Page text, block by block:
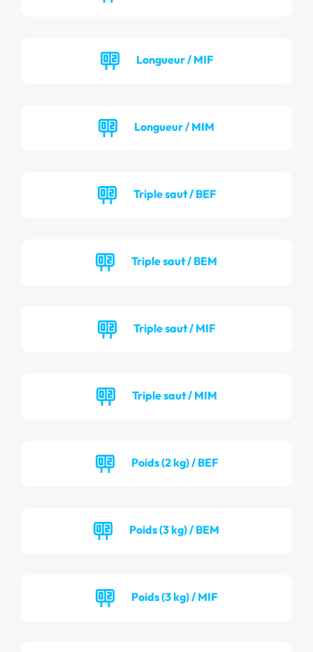
Longueur / MIF
Longueur / MIM
Triple saut / BEF
Triple saut / BEM
Triple saut / MIF
Triple saut / MIM
Poids (2 kg) / BEF
Poids (3 kg) / BEM
Poids (3 kg) / MIF